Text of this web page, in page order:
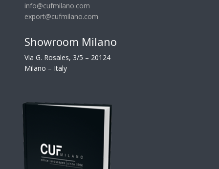
info@cufmilano.com
export@cufmilano.com
Showroom Milano
Via G. Rosales, 3/5 – 20124
Milano – Italy